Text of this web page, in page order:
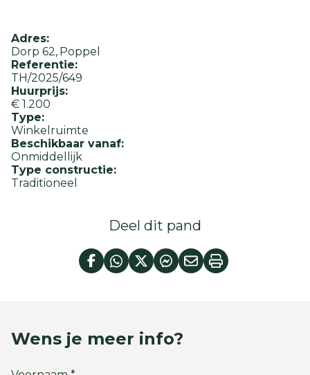
Adres:
Dorp 62 Poppel
Referentie:
TH/2025/649
Huurprijs:
€ 1.200
Type:
Winkelruimte
Beschikbaar vanaf:
Onmiddellijk
Type constructie:
Traditioneel
Deel dit pand
Wens je meer info?